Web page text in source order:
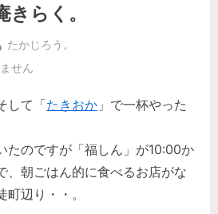
きらく。
By
たかじろう。
せん
して「たきおか 」で一杯やった
たのですが「福しん」が10:00か
、朝ごはん的に食べるお店がな
辺り・・。